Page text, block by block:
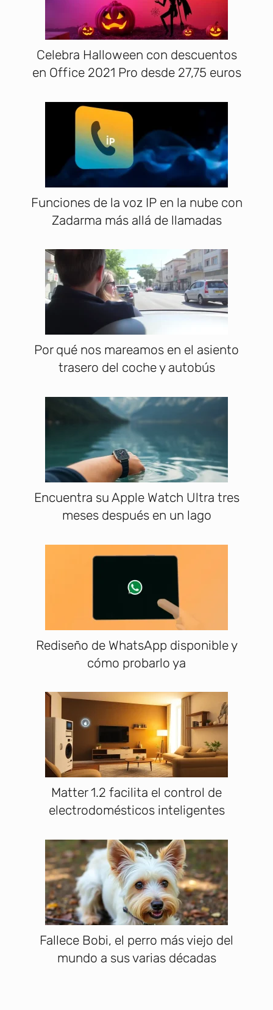
Celebra Halloween con descuentos
en Office 2021 Pro desde 27,75 euros
Funciones de la voz IP en la nube con
Zadarma más allá de llamadas
Por qué nos mareamos en el asiento
trasero del coche y autobús
Encuentra su Apple Watch Ultra tres
meses después en un lago
Rediseño de WhatsApp disponible y
cómo probarlo ya
Matter 1.2 facilita el control de
electrodomésticos inteligentes
Fallece Bobi, el perro más viejo del
mundo a sus varias décadas